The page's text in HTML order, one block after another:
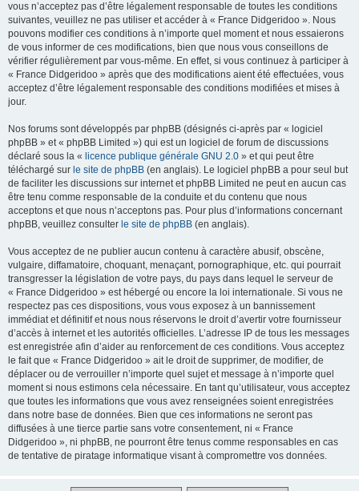
vous n’acceptez pas d’être légalement responsable de toutes les conditions
suivantes, veuillez ne pas utiliser et accéder à « France Didgeridoo ». Nous
pouvons modifier ces conditions à n’importe quel moment et nous essaierons
de vous informer de ces modifications, bien que nous vous conseillons de
vérifier régulièrement par vous-même. En effet, si vous continuez à participer à
« France Didgeridoo » après que des modifications aient été effectuées, vous
acceptez d’être légalement responsable des conditions modifiées et mises à
jour.
Nos forums sont développés par phpBB (désignés ci-après par « logiciel
phpBB » et « phpBB Limited ») qui est un logiciel de forum de discussions
déclaré sous la « licence publique générale GNU 2.0 » et qui peut être
téléchargé sur le site de phpBB (en anglais). Le logiciel phpBB a pour seul but
de faciliter les discussions sur internet et phpBB Limited ne peut en aucun cas
être tenu comme responsable de la conduite et du contenu que nous
acceptons et que nous n’acceptons pas. Pour plus d’informations concernant
phpBB, veuillez consulter le site de phpBB (en anglais).
Vous acceptez de ne publier aucun contenu à caractère abusif, obscène,
vulgaire, diffamatoire, choquant, menaçant, pornographique, etc. qui pourrait
transgresser la législation de votre pays, du pays dans lequel le serveur de
« France Didgeridoo » est hébergé ou encore la loi internationale. Si vous ne
respectez pas ces dispositions, vous vous exposez à un bannissement
immédiat et définitif et nous nous réservons le droit d’avertir votre fournisseur
d’accès à internet et les autorités officielles. L’adresse IP de tous les messages
est enregistrée afin d’aider au renforcement de ces conditions. Vous acceptez
le fait que « France Didgeridoo » ait le droit de supprimer, de modifier, de
déplacer ou de verrouiller n’importe quel sujet et message à n’importe quel
moment si nous estimons cela nécessaire. En tant qu’utilisateur, vous acceptez
que toutes les informations que vous avez renseignées soient enregistrées
dans notre base de données. Bien que ces informations ne seront pas
diffusées à une tierce partie sans votre consentement, ni « France
Didgeridoo », ni phpBB, ne pourront être tenus comme responsables en cas
de tentative de piratage informatique visant à compromettre vos données.